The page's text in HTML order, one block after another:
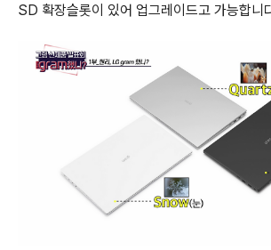
SD 확장슬롯이 있어 업그레이드고 가능합니